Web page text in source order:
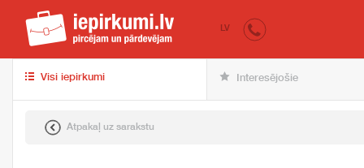
iepirkumi.lv
LV
Visi iepirkumi Interesējošie
Atpakaļ uz sarakstu